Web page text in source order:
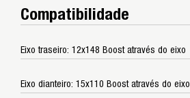
Compatibilidade
Eixo traseiro: 12x148 Boost através do eixo
Eixo dianteiro: 15x110 Boost através do eixo